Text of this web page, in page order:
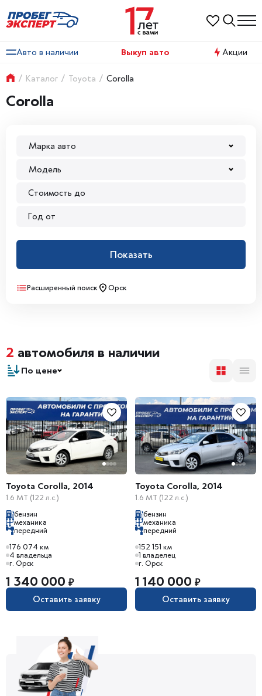
Авто в наличии Выкуп авто Акции
/ Каталог / Toyota / Corolla
Corolla
Марка авто
Модель
Показать
Расширенный поиск Орск
2 автомобиля в наличии
По цене
Toyota Corolla, 2014
1.6 MT (122 л.с.)
бензин
механика
передний
176 074 км
4 владельца
г. Орск
1 340 000 ₽
Оставить заявку
Toyota Corolla, 2014
1.6 MT (122 л.с.)
бензин
механика
передний
152 151 км
1 владелец
г. Орск
1 140 000 ₽
Оставить заявку